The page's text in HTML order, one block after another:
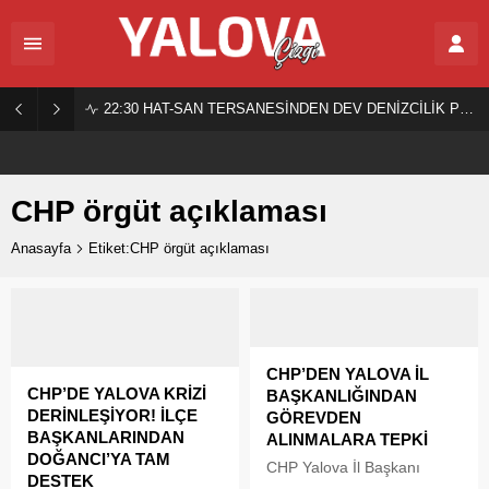
22:30 HAT-SAN TERSANESİNDEN DEV DENİZCİLİK PROJESİ!
CHP örgüt açıklaması
Anasayfa Etiket:CHP örgüt açıklaması
CHP’DE YALOVA KRİZİ
DERİNLEŞİYOR! İLÇE
BAŞKANLARINDAN
DOĞANCI’YA TAM
DESTEK
CHP’DEN YALOVA İL
BAŞKANLIĞINDAN
GÖREVDEN
ALINMALARA TEPKİ
CHP Yalova İl Başkanı